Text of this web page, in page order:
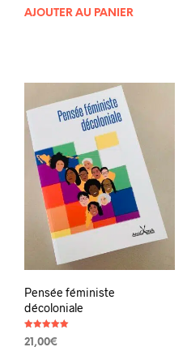
AJOUTER AU PANIER
Pensée féministe
décoloniale
5.00
21,00€